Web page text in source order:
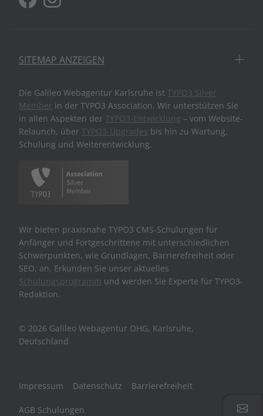
SITEMAP ANZEIGEN
Die Galileo Webagentur Karlsruhe ist TYPO3 Silver
Member in der TYPO3 Association. Wir unterstützen Sie
in allen Aspekten der TYPO3-Entwicklung – vom Website-
Relaunch, über TYPO3-Upgrades bis hin zu Wartung,
Schulung und Weiterentwicklung.
Wir bieten praxisnahe TYPO3 CMS-Schulungen für
Anfänger und Fortgeschrittene mit unterschiedlichen
Schwerpunkten, wie Grundlagen, Barrierefreiheit oder
SEO, an. Erkunden Sie unser aktuelles
Schulungsprogramm und werden Sie Experte für TYPO3-
Redaktion.
© 2026 Galileo Webagentur OHG, Karlsruhe,
Deutschland
Impressum Datenschutz Barrierefreiheit
AGB Schulungen